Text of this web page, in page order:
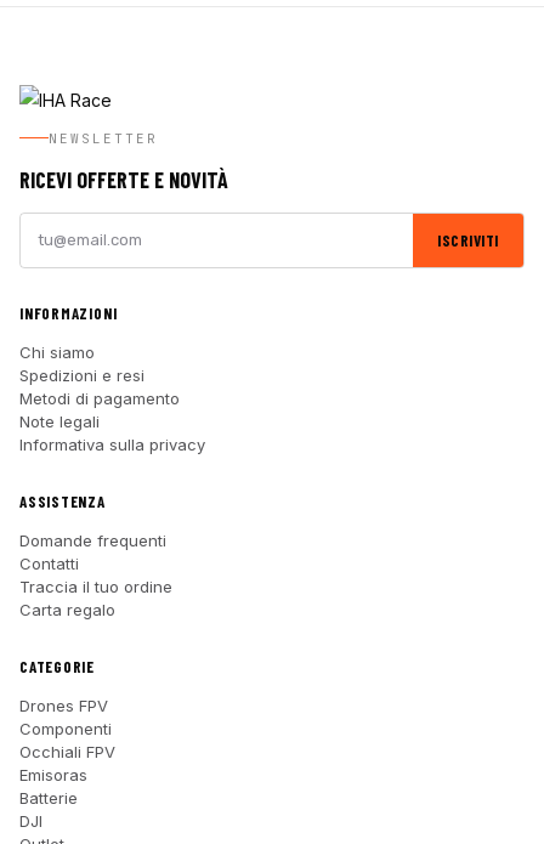
NEWSLETTER
RICEVI OFFERTE E NOVITÀ
ISCRIVITI
INFORMAZIONI
Chi siamo
Spedizioni e resi
Metodi di pagamento
Note legali
Informativa sulla privacy
ASSISTENZA
Domande frequenti
Contatti
Traccia il tuo ordine
Carta regalo
CATEGORIE
Drones FPV
Componenti
Occhiali FPV
Emisoras
Batterie
DJI